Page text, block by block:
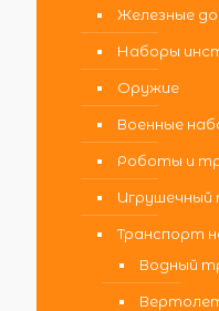
Железные
Наборы
Оружие
Военные
Роботы и
Транспорт
Водный